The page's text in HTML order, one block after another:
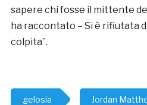
sapere chi fosse il mittente
ha raccontato – Si è rifiutata
colpita”.
gelosia Jordan